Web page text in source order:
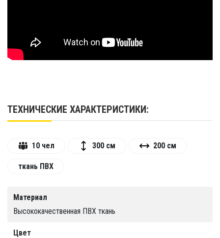
ТЕХНИЧЕСКИЕ ХАРАКТЕРИСТИКИ:
10 чел 300 см 200 см
ткань ПВХ
Материал
Высококачественная ПВХ ткань
Цвет